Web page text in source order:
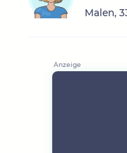
Malen,